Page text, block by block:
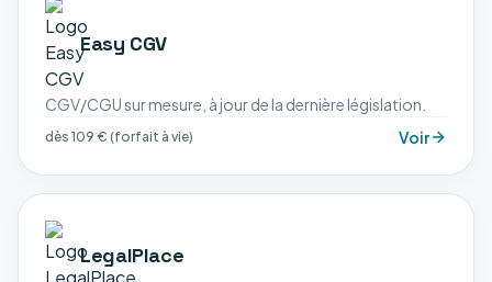
Easy CGV
CGV/CGU sur mesure, à jour de la dernière législation.
dès 109 € (forfait à vie) Voir
LegalPlace